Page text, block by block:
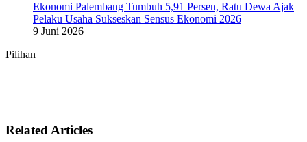
Ekonomi Palembang Tumbuh 5,91 Persen, Ratu Dewa Ajak
Pelaku Usaha Sukseskan Sensus Ekonomi 2026
9 Juni 2026
Pilihan
Related Articles